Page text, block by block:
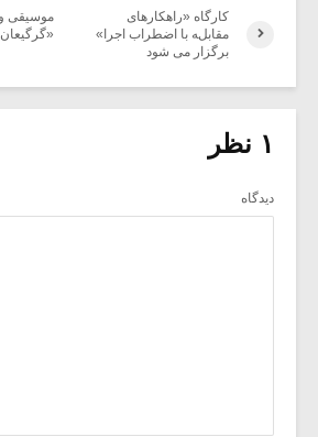
موسیقی
«گرگیعان
کارگاه «راهکارهای
مقابله با اضطراب اجرا»
برگزار می شود
۱ نظر
دیدگاه